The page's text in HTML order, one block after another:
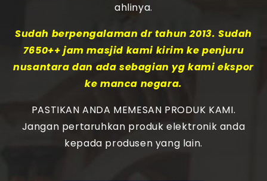
ahlinya.
Sudah berpengalaman dr tahun 2013. Sudah
7650++ jam masjid kami kirim ke penjuru
nusantara dan ada sebagian yg kami ekspor
ke manca negara.
PASTIKAN ANDA MEMESAN PRODUK KAMI.
Jangan pertaruhkan produk elektronik anda
kepada produsen yang lain.